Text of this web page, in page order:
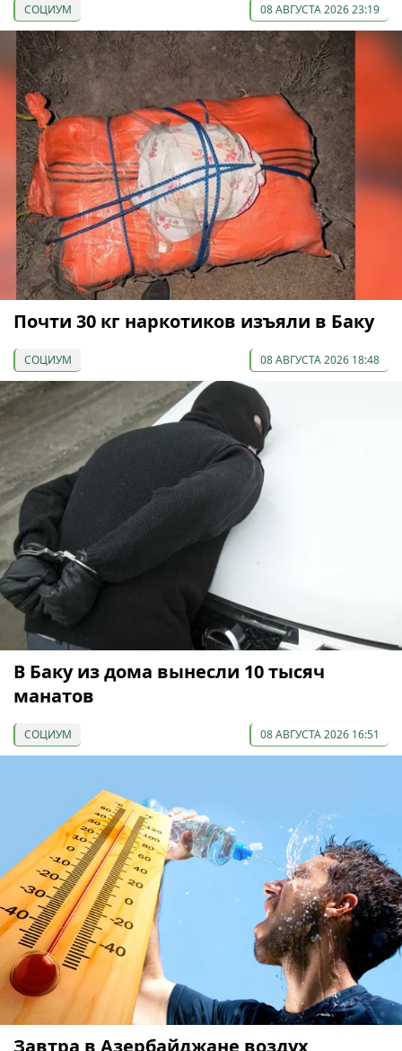
СОЦИУМ 08 АВГУСТА 2026 23:19
Почти 30 кг наркотиков изъяли в Баку
СОЦИУМ 08 АВГУСТА 2026 18:48
В Баку из дома вынесли 10 тысяч
манатов
СОЦИУМ 08 АВГУСТА 2026 16:51